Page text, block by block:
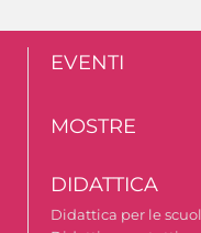
EVENTI
MOSTRE
DIDATTICA
Didattica per le